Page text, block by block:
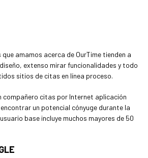
amamos acerca de OurTime tienden a
extenso mirar funcionalidades y todo
sitios de citas en línea proceso.
compañero citas por Internet aplicación
un potencial cónyuge durante la
base incluye muchos mayores de 50